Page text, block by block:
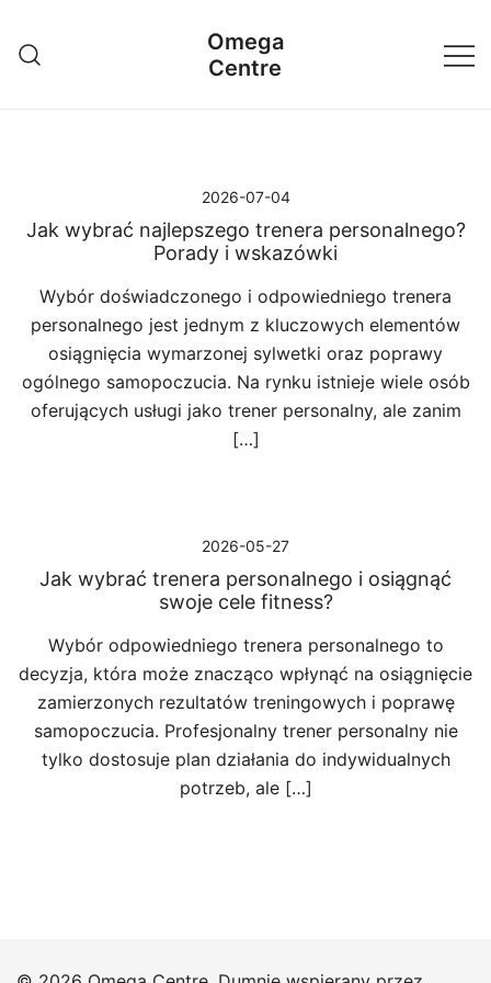
treści
Omega
Centre
2026-07-04
Jak wybrać najlepszego trenera personalnego?
Porady i wskazówki
Wybór doświadczonego i odpowiedniego trenera
personalnego jest jednym z kluczowych elementów
osiągnięcia wymarzonej sylwetki oraz poprawy
ogólnego samopoczucia. Na rynku istnieje wiele osób
oferujących usługi jako trener personalny, ale zanim
[…]
2026-05-27
Jak wybrać trenera personalnego i osiągnąć
swoje cele fitness?
Wybór odpowiedniego trenera personalnego to
decyzja, która może znacząco wpłynąć na osiągnięcie
zamierzonych rezultatów treningowych i poprawę
samopoczucia. Profesjonalny trener personalny nie
tylko dostosuje plan działania do indywidualnych
potrzeb, ale […]